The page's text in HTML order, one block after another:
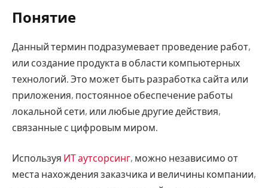
Понятие
Данный термин подразумевает проведение работ,
или создание продукта в области компьютерных
технологий. Это может быть разработка сайта или
приложения, постоянное обеспечение работы
локальной сети, или любые другие действия,
связанные с цифровым миром.
Используя ИТ аутсорсинг, можно независимо от
места нахождения заказчика и величины компании,